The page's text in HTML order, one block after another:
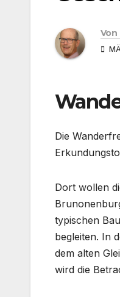
Von
Die
Dort wollen
typischen
begleiten. In
dem alten
wird die